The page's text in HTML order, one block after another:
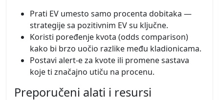
Prati EV umesto samo procenta dobitaka —
strategije sa pozitivnim EV su ključne.
Koristi poređenje kvota (odds comparison)
kako bi brzo uočio razlike među kladionicama.
Postavi alert-e za kvote ili promene sastava
koje ti značajno utiču na procenu.
Preporučeni alati i resursi